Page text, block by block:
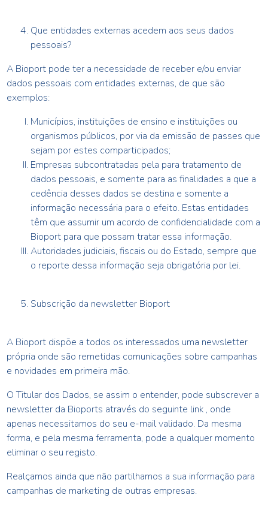
Que entidades externas acedem aos seus dados
pessoais?
A Bioport pode ter a necessidade de receber e/ou enviar
dados pessoais com entidades externas, de que são
exemplos:
Municípios, instituições de ensino e instituições ou
organismos públicos, por via da emissão de passes que
sejam por estes comparticipados;
Empresas subcontratadas pela para tratamento de
dados pessoais, e somente para as finalidades a que a
cedência desses dados se destina e somente a
informação necessária para o efeito. Estas entidades
têm que assumir um acordo de confidencialidade com a
Bioport para que possam tratar essa informação.
Autoridades judiciais, fiscais ou do Estado, sempre que
o reporte dessa informação seja obrigatória por lei.
Subscrição da newsletter Bioport
A Bioport dispõe a todos os interessados uma newsletter
própria onde são remetidas comunicações sobre campanhas
e novidades em primeira mão.
O Titular dos Dados, se assim o entender, pode subscrever a
newsletter da Bioports através do seguinte link , onde
apenas necessitamos do seu e-mail validado. Da mesma
forma, e pela mesma ferramenta, pode a qualquer momento
eliminar o seu registo.
Realçamos ainda que não partilhamos a sua informação para
campanhas de marketing de outras empresas.